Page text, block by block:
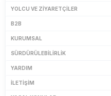
YOLCU VE ZIYARETÇILER
B2B
KURUMSAL
SÜRDÜRÜLEBILIRLIK
YARDIM
İLETIŞIM